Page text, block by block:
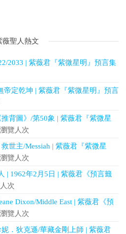
薇聖人熱文
2033 | 紫薇君『紫微星明』預言集
帝定乾坤 | 紫薇君『紫微星明』預言
背圖》/第50象 | 紫薇君『紫微星
覽人次
世主/Messiah | 紫薇君『紫微星
覽人次
| 1962年2月5日 | 紫薇君《預言籤
次
Dixon/Middle East | 紫薇君《預
覽人次
．狄克遜/華藏金剛上師 | 紫薇君